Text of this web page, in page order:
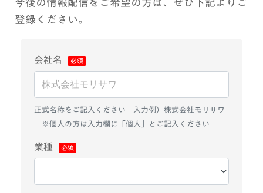
今後の情報配信をご希望の方は、ぜひ下記よりご
登録ください。
会社名
正式名称をご記入ください 入力例）株式会社モリサワ
※個人の方は入力欄に「個人」とご記入ください
業種